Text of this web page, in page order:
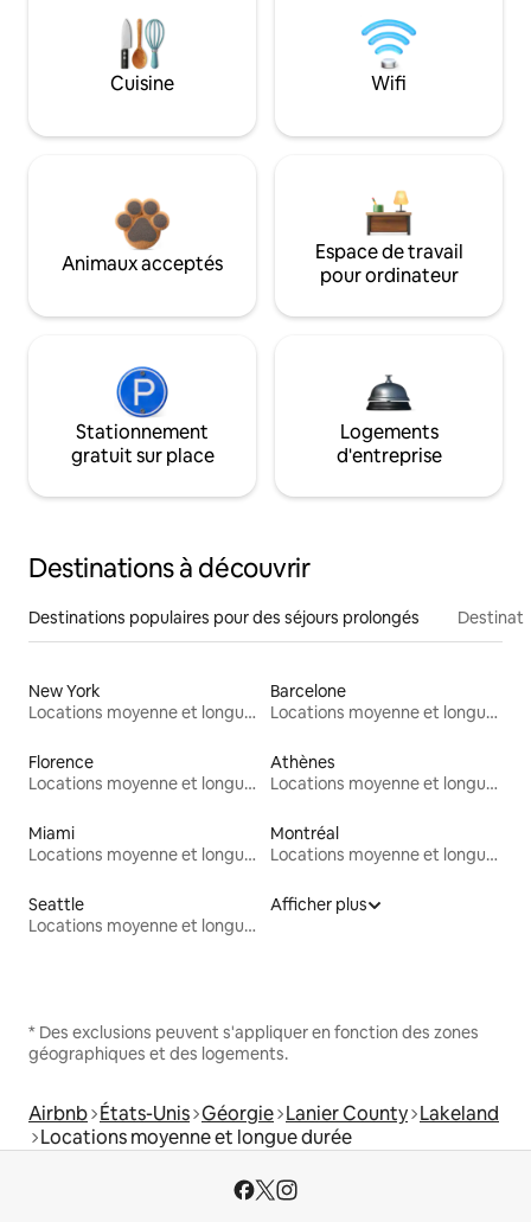
Cuisine Wifi
Animaux acceptés
Espace de travail
pour ordinateur
Stationnement
gratuit sur place
Logements
d'entreprise
Destinations à découvrir
Destinations populaires pour des séjours prolongés
New York
Locations moyenne et longue durée
Barcelone
Locations moyenne et longue durée
Florence
Locations moyenne et longue durée
Athènes
Locations moyenne et longue durée
Miami
Locations moyenne et longue durée
Montréal
Locations moyenne et longue durée
Seattle
Locations moyenne et longue durée
Afficher plus
* Des exclusions peuvent s'appliquer en fonction des zones
géographiques et des logements.
Airbnb États-Unis Géorgie Lanier County Lakeland
Locations moyenne et longue durée